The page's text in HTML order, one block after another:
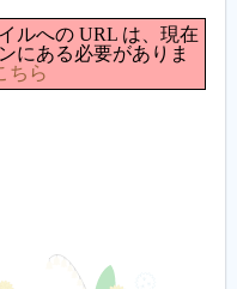
ルへの URL は、現在
にある必要がありま
ちら